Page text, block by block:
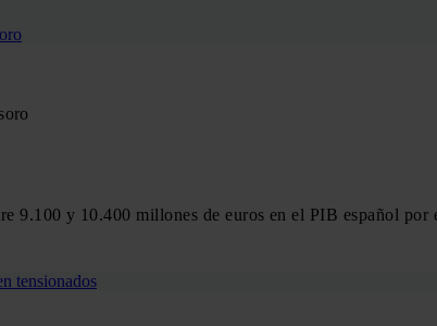
9.100 y 10.400 millones de euros en el PIB español